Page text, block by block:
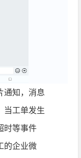
通知，消息
当工单发生
时等事件
的企业微